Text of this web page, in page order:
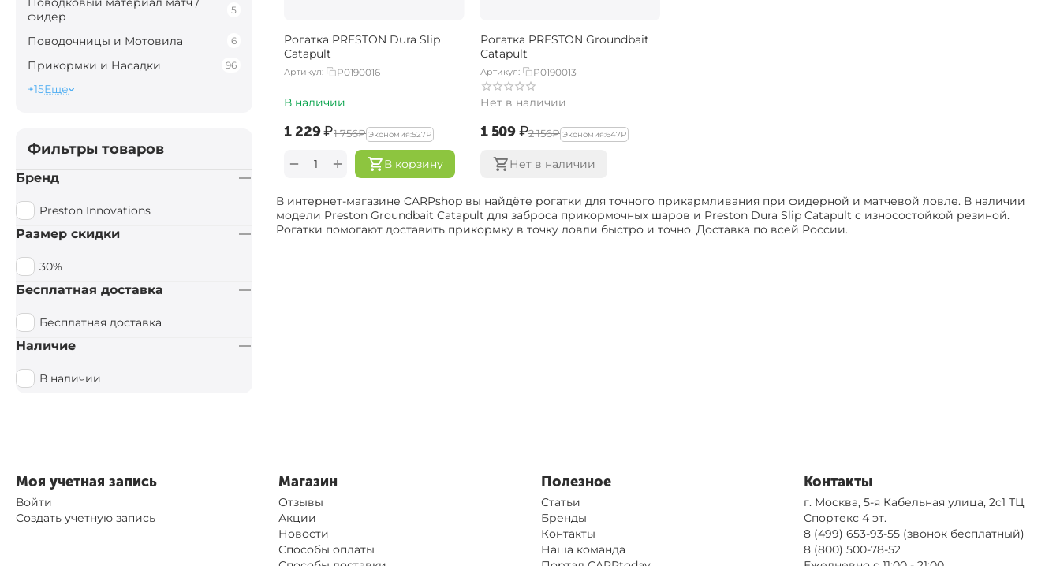
В интернет-магазине CARPshop вы найдёте рогатки для точного прикармливания при фидерной и матчевой ловле. В наличии
модели Preston Groundbait Catapult для заброса прикормочных шаров и Preston Dura Slip Catapult с износостойкой резиной.
Рогатки помогают доставить прикормку в точку ловли быстро и точно. Доставка по всей России.
Рогатка PRESTON Dura Slip
Catapult
Артикул: P0190016
В наличии
‍1 229‍₽‍1 756‍₽ Экономия:‍527‍₽
В корзину
+
−
Рогатка PRESTON Groundbait
Catapult
Артикул: P0190013
Нет в наличии
‍1 509‍₽‍2 156‍₽ Экономия:‍647‍₽
Нет в наличии
фидер
5
Поводочницы и Мотовила 6
Прикормки и Насадки 96
+15Еще
Фильтры товаров
Бренд
Preston Innovations
Размер скидки
30%
Бесплатная доставка
Бесплатная доставка
Наличие
В наличии
Моя учетная запись
Войти
Создать учетную запись
Магазин
Отзывы
Акции
Новости
Способы оплаты
Полезное
Статьи
Бренды
Контакты
Наша команда
Контакты
г. Москва, 5-я Кабельная улица, 2с1 ТЦ
Спортекс 4 эт.
8 (499) 653-93-55(звонок бесплатный)
8 (800) 500-78-52